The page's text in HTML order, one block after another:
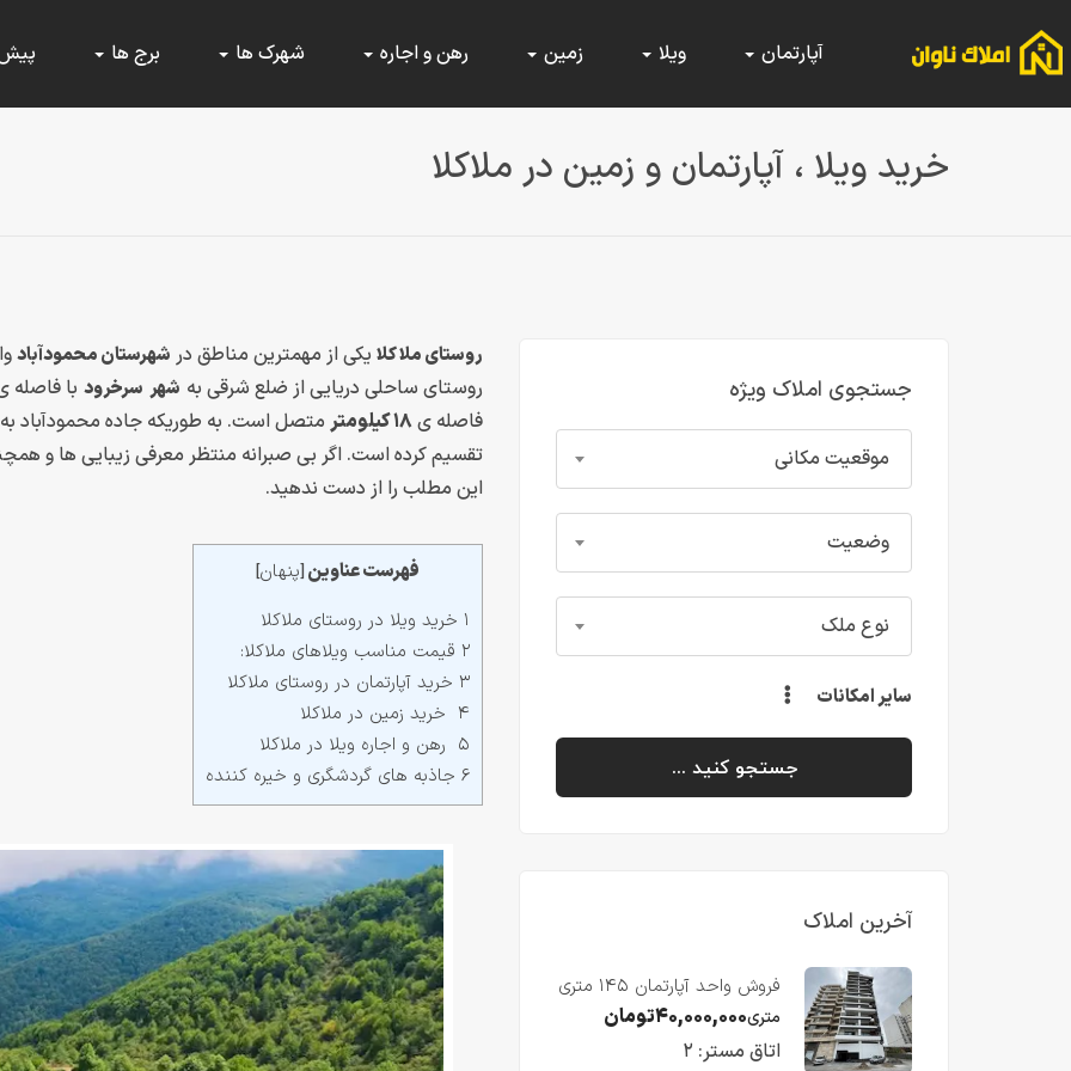
آپارتمان ویلا زمین رهن و اجاره شهرک ها برج ها
خرید ویلا ، آپارتمان و زمین در ملاکلا
جستجوی املاک ویژه
موقعیت مکانی
وضعیت
نوع ملک
سایر امکانات
جستجو کنید ...
آخرین املاک
فروش واحد آپارتمان ۱۴۵ متری
با ویو رو به دریا در فریدونکنار
متری۴۰,۰۰۰,۰۰۰تومان
اتاق مستر: ۲
روستای ملا کلایکی از مهمترین مناطق در شهرستان محمودآباد
روستای ساحلی دریایی از ضلع شرقی به شهر سرخرود با فاصله
فاصله ی۱۸ کیلومتر
متصل است. به طوریکه جاده محمودآباد به
تقسیم کرده است. اگر بی صبرانه منتظر معرفی زیبایی ها و
این مطلب را از دست ندهید.
فهرست عناوین [پنهان]
۱ خرید ویلا در روستای ملاکلا
۲ قیمت مناسب ویلاهای ملاکلا:
۳ خرید آپارتمان در روستای ملاکلا
۴ خرید زمین در ملاکلا
۵ رهن و اجاره ویلا در ملاکلا
۶ جاذبه های گردشگری و خیره کننده